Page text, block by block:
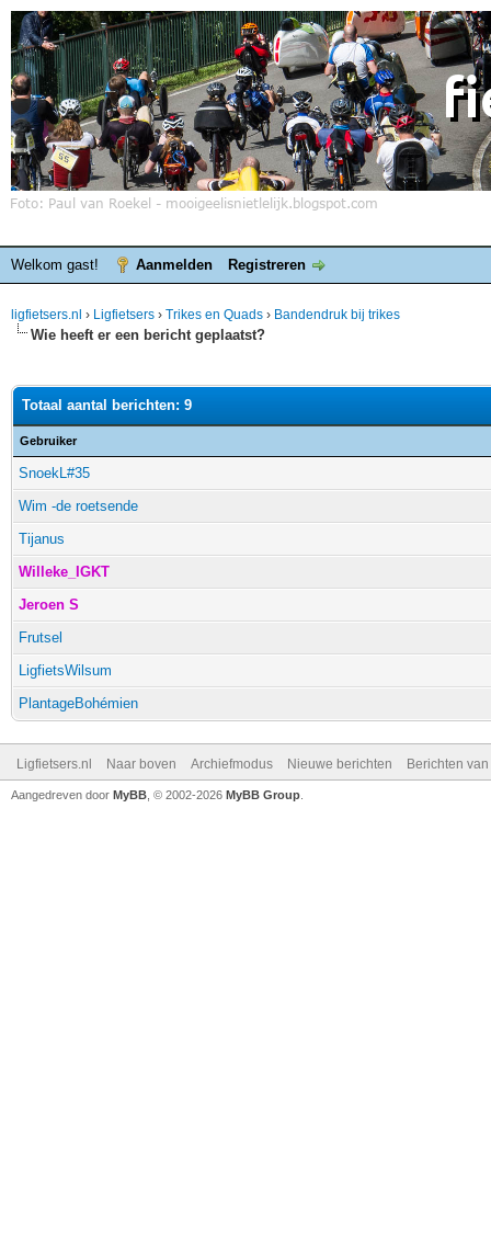
Welkom gast! Aanmelden Registreren
ligfietsers.nl › Ligfietsers › Trikes en Quads › Bandendruk bij trikes
Wie heeft er een bericht geplaatst?
Totaal aantal berichten: 9
Gebruiker
SnoekL#35
Wim -de roetsende
Tijanus
Willeke_IGKT
Jeroen S
Frutsel
LigfietsWilsum
PlantageBohémien
Ligfietsers.nl Naar boven Archiefmodus Nieuwe berichten Berichten
Aangedreven door MyBB , © 2002-2026 MyBB Group